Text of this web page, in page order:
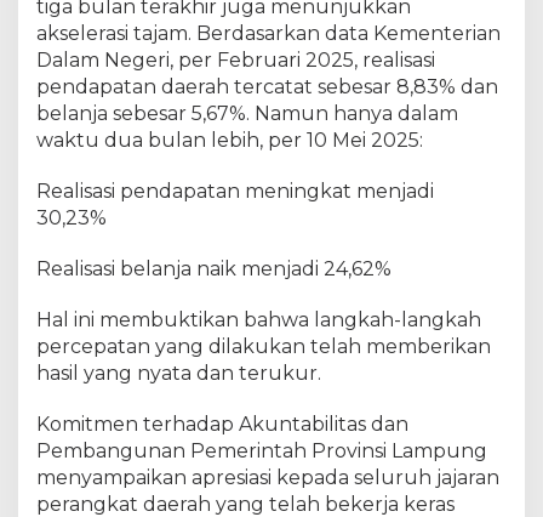
tiga bulan terakhir juga menunjukkan
akselerasi tajam. Berdasarkan data Kementerian
Dalam Negeri, per Februari 2025, realisasi
pendapatan daerah tercatat sebesar 8,83% dan
belanja sebesar 5,67%. Namun hanya dalam
waktu dua bulan lebih, per 10 Mei 2025:
Realisasi pendapatan meningkat menjadi
30,23%
Realisasi belanja naik menjadi 24,62%
Hal ini membuktikan bahwa langkah-langkah
percepatan yang dilakukan telah memberikan
hasil yang nyata dan terukur.
Komitmen terhadap Akuntabilitas dan
Pembangunan Pemerintah Provinsi Lampung
menyampaikan apresiasi kepada seluruh jajaran
perangkat daerah yang telah bekerja keras